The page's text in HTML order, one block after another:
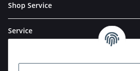
Shop Service
Service